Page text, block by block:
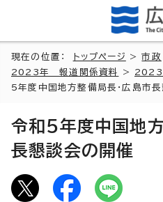
現在の位置： トップページ >市政
2023年 報道関係資料
> 2023
5年度中国地方整備局長・広島市
令和5年度中国地
長懇談会の開催